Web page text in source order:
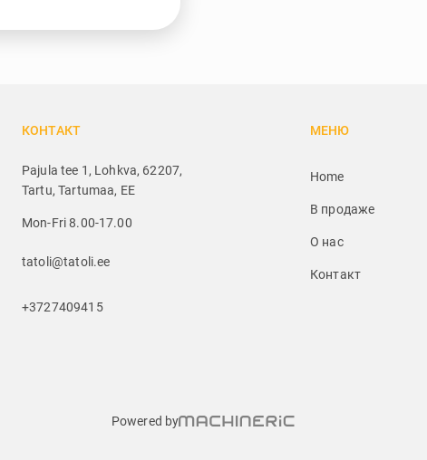
КОНТАКТ
Pajula tee 1, Lohkva, 62207,
Tartu, Tartumaa, EE
Mon-Fri 8.00-17.00
tatoli@tatoli.ee
+3727409415
МЕНЮ
Home
В продаже
О нас
Контакт
Powered by